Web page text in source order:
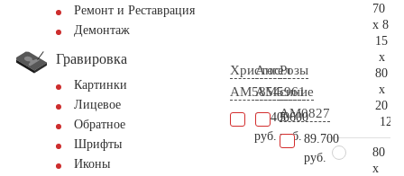
Ремонт и Реставрация
Демонтаж
Гравировка
Картинки
Лицевое
Обратное
Шрифты
Иконы
Христос
AM5854
14.400
руб.
Ангел
AM5961
5.600
руб.
Розы
синие
AM0827
89.700
руб.
70
x 8
15
x
80
x
20
80
x